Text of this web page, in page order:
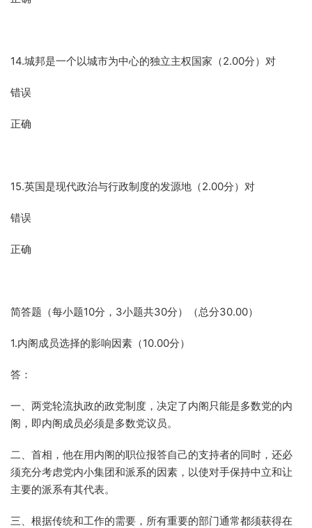
14.城邦是一个以城市为中心的独立主权国家（2.00分）对
错误
正确
15.英国是现代政治与行政制度的发源地（2.00分）对
错误
正确
简答题（每小题10分，3小题共30分）（总分30.00）
1.内阁成员选择的影响因素（10.00分）
答：
一、两党轮流执政的政党制度，决定了内阁只能是多数党的内
阁，即内阁成员必须是多数党议员。
二、首相，他在用内阁的职位报答自己的支持者的同时，还必
须充分考虑党内小集团和派系的因素，以使对手保持中立和让
主要的派系有其代表。
三、根据传统和工作的需要，所有重要的部门通常都须获得在